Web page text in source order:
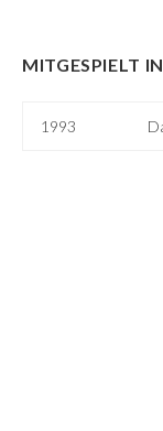
MITGESPIELT IN
1993